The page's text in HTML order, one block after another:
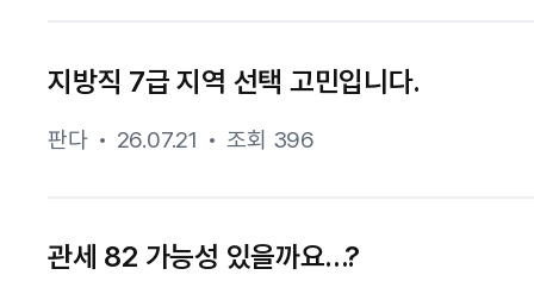
지방직 7급 지역 선택 고민입니다.
판다 26.07.21 조회 396
관세 82 가능성 있을까요…?